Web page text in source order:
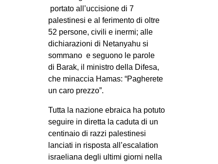
CULTURE
ARTE
CINEMA
MANIFESTI
RECENSIONI
INTERNAZIONALE
AFRICA
AMERICHE
ESTREMO ORIENTE
portato all’uccisione di 7
palestinesi e al ferimento di oltre
52 persone, civili e inermi; alle
dichiarazioni di Netanyahu si
sommano e seguono le parole
di Barak, il ministro della Difesa,
che minaccia Hamas: “Pagherete
un caro prezzo”.
Tutta la nazione ebraica ha potuto
seguire in diretta la caduta di un
centinaio di razzi palestinesi
lanciati in risposta all’escalation
israeliana degli ultimi giorni nella